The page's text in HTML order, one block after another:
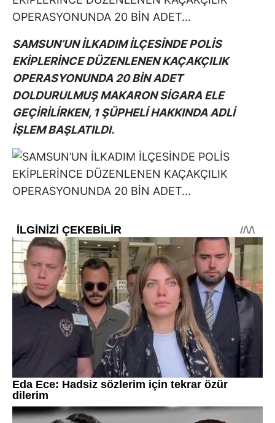
SAMSUN’UN İLKADIM İLÇESİNDE POLİS
EKİPLERİNCE DÜZENLENEN KAÇAKÇILIK
OPERASYONUNDA 20 BİN ADET
DOLDURULMUŞ MAKARON SİGARA ELE
GEÇİRİLİRKEN, 1 ŞÜPHELİ HAKKINDA ADLİ
İŞLEM BAŞLATILDI.